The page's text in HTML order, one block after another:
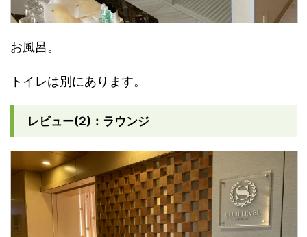
お風呂。
トイレは別にあります。
レビュー(2)：ラウンジ